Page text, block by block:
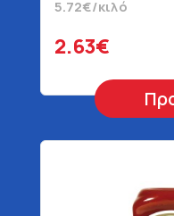
5.72€/κιλό
2.63€